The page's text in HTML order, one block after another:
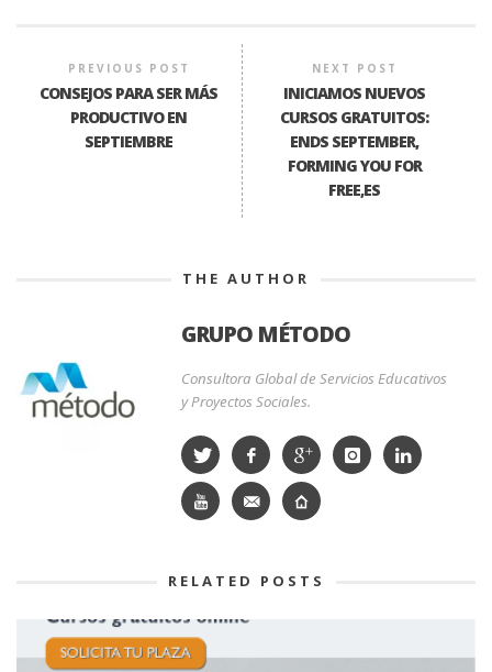
PREVIOUS POST
CONSEJOS PARA SER MÁS
PRODUCTIVO EN
SEPTIEMBRE
NEXT POST
INICIAMOS NUEVOS
CURSOS GRATUITOS:
ENDS SEPTEMBER,
FORMING YOU FOR
FREE,ES
THE AUTHOR
GRUPO MÉTODO
Consultora Global de Servicios Educativos
y Proyectos Sociales.
RELATED POSTS